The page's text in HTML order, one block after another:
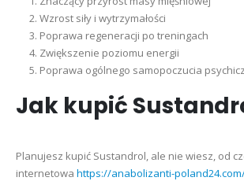
Wzrost siły i wytrzymałości
Poprawa regeneracji po treningach
Zwiększenie poziomu energii
Poprawa ogólnego samopoczucia
Jak kupić
Planujesz kupić Sustandrol, ale nie wiesz, od
internetowa https://anabolizanti-